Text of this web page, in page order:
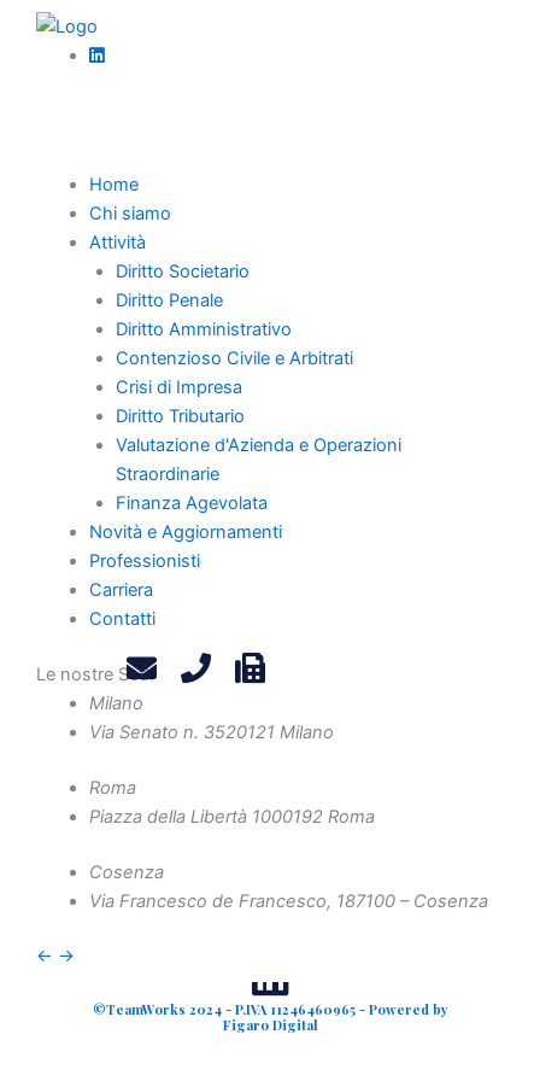
Home
Chi siamo
Attività
Diritto Societario
Diritto Penale
Diritto Amministrativo
Contenzioso Civile e Arbitrati
Crisi di Impresa
Diritto Tributario
Valutazione d'Azienda e Operazioni
Straordinarie
Finanza Agevolata
Novità e Aggiornamenti
Professionisti
Carriera
Contatti
Le nostre Sedi
Milano
Via Senato n. 3520121 Milano
Roma
Piazza della Libertà 1000192 Roma
Cosenza
Via Francesco de Francesco, 187100 – Cosenza
← →
Crisi d’impresa
La cessione d’azienda nella liquidazione
Home
Chi Siamo
Professionisti
Novità e Aggiornamenti
Carriera
Contatti
Privacy Policy
Legals
Attività
Diritto Tributario
Crisi d'Impresa
Contenzioso Civile e Arbitrati
Valutazione d'Azienda e Operazioni Straordinarie
Finanza Agevolata
©TeamWorks 2024 - P.IVA 11246460965 - Powered by
Figaro Digital